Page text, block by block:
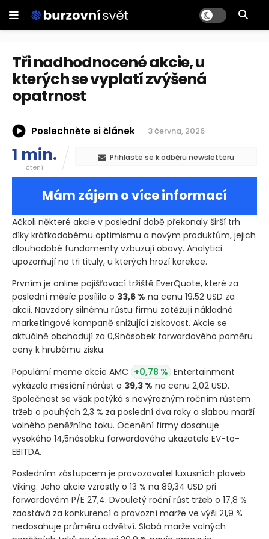
Tři nadhodnocené akcie, u
kterých se vyplatí zvýšená
opatrnost
Poslechněte si článek 3 června, 2026
1 min.
čtení
Přihlaste se k odběru newsletteru
Mám zájem o více informací
Ačkoli některé akcie v poslední době překonaly širší trh
díky krátkodobému optimismu a novým produktům, jejich
dlouhodobé fundamenty vzbuzují obavy. Analytici
upozorňují na tři tituly, u kterých hrozí korekce.
Prvním je online pojišťovací tržiště EverQuote, které za
poslední měsíc posílilo o 33,6 % na cenu 19,52 USD za
akcii. Navzdory silnému růstu firmu zatěžují nákladné
marketingové kampaně snižující ziskovost. Akcie se
aktuálně obchodují za 0,9násobek forwardového poměru
ceny k hrubému zisku.
Populární meme akcie AMC +0,78 % Entertainment
vykázala měsíční nárůst o 39,3 % na cenu 2,02 USD.
Společnost se však potýká s nevýrazným ročním růstem
tržeb o pouhých 2,3 % za poslední dva roky a slabou marží
volného peněžního toku. Ocenění firmy dosahuje
vysokého 14,5násobku forwardového ukazatele EV-to-
EBITDA.
Posledním zástupcem je provozovatel luxusních plaveb
Viking. Jeho akcie vzrostly o 13 % na 89,34 USD při
forwardovém P/E 27,4. Dvouletý roční růst tržeb o 17,8 %
zaostává za konkurencí a provozní marže ve výši 21,9 %
nedosahuje průměru odvětví. Slabá marže volných